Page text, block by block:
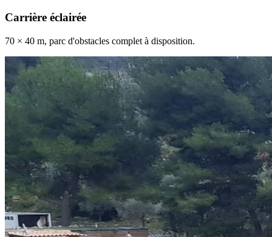
Carrière éclairée
70 × 40 m, parc d'obstacles complet à disposition.